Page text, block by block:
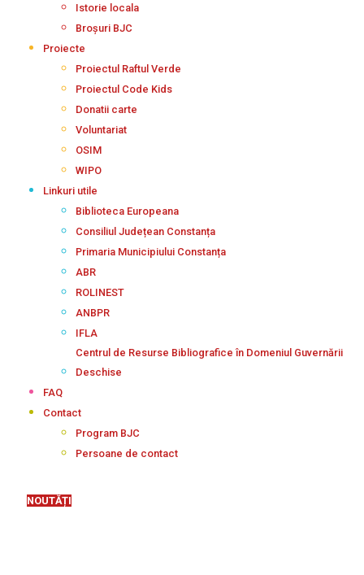
Istorie locala
Broșuri BJC
Proiecte
Proiectul Raftul Verde
Proiectul Code Kids
Donatii carte
Voluntariat
OSIM
WIPO
Linkuri utile
Biblioteca Europeana
Consiliul Județean Constanța
Primaria Municipiului Constanța
ABR
ROLINEST
ANBPR
IFLA
Centrul de Resurse Bibliografice în Domeniul Guvernării
Deschise
FAQ
Contact
Program BJC
Persoane de contact
NOUTĂȚI